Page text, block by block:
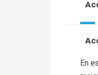
En